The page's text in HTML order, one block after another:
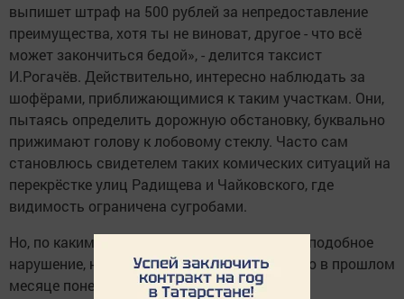
выпишет штраф на 500 рублей за непредоставление
преимущества, хотя ты не виноват, другое - что всё
может закончиться бедой», - делится таксист
И.Рогачёв. Действительно, интересно наблюдать за
шофёрами, приближающимися к таким участкам. Они,
пытаясь определить дорожную обстановку, буквально
прижимают голову к лобовому стеклу. Часто сам
становлюсь свидетелем таких комических ситуаций на
перекрёстке улиц Радищева и Чайковского, где
видимость ограничена сугробами.
Но, по каким бы причинам ни совершалось подобное
нарушение, наказание всегда одинаково. Его в прошлом
месяце понесли 29 человек.